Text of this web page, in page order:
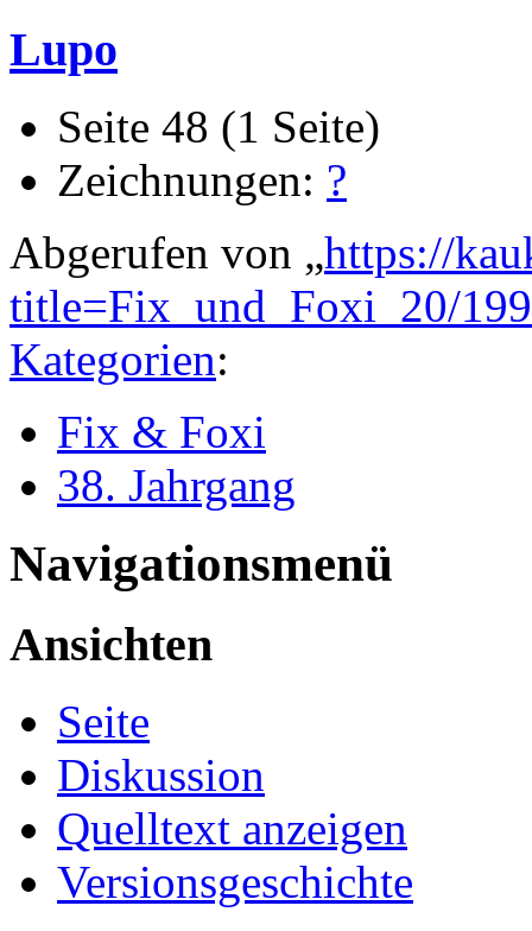
Lupo
Seite 48 (1 Seite)
Zeichnungen: ?
Abgerufen von „https://
title=Fix_und_Foxi_20/
Kategorien:
Fix & Foxi
38. Jahrgang
Navigationsmenü
Ansichten
Seite
Diskussion
Quelltext anzeigen
Versionsgeschichte